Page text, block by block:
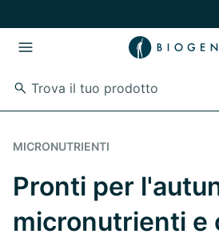
MICRONUTRIENTI
Pronti per
micronutrienti e